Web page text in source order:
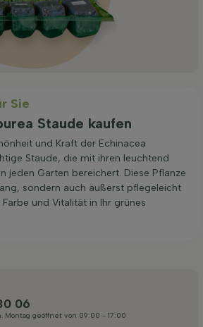
Sie
Staude kaufen
und Kraft der Echinacea
Staude, die mit ihren leuchtend
jeden Garten bereichert. Diese Pflanze
sondern auch äußerst pflegeleicht
und Vitalität in Ihr grünes
06
Montag geöffnet von 09:00 - 17:00